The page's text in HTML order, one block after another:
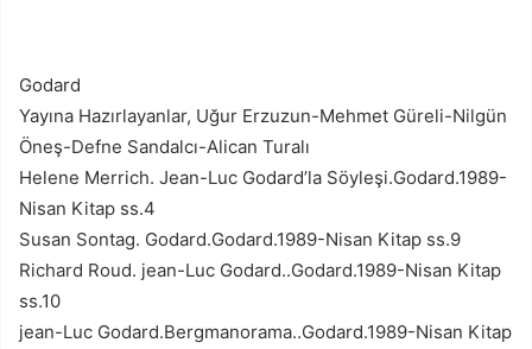
Godard
Yayına Hazırlayanlar, Uğur Erzuzun-Mehmet Güreli-Nilgün
Öneş-Defne Sandalcı-Alican Turalı
Helene Merrich. Jean-Luc Godard’la Söyleşi.Godard.1989-
Nisan Kitap ss.4
Susan Sontag. Godard.Godard.1989-Nisan Kitap ss.9
Richard Roud. jean-Luc Godard..Godard.1989-Nisan Kitap
ss.10
jean-Luc Godard.Bergmanorama..Godard.1989-Nisan Kitap